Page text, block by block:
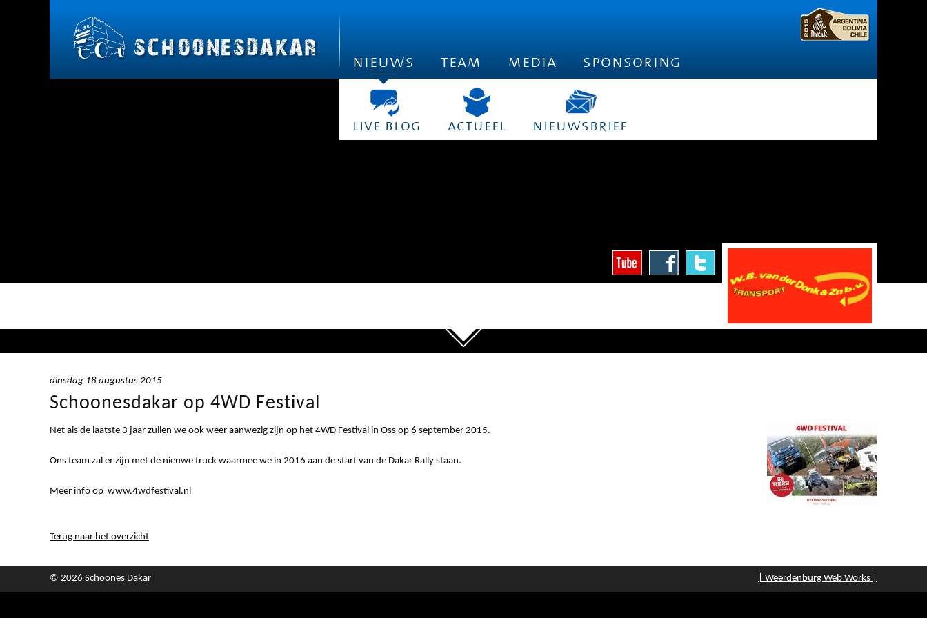
nieuws
live blog actueel nieuwsbrief
team media sponsoring
dinsdag 18 augustus 2015
Schoonesdakar op 4WD Festival
Net als de laatste 3 jaar zullen we ook weer aanwezig zijn op het 4WD Festival in Oss op 6 september 2015.
Ons team zal er zijn met de nieuwe truck waarmee we in 2016 aan de start van de Dakar Rally staan.
Meer info op www.4wdfestival.nl
Terug naar het overzicht
© 2026 Schoones Dakar | Weerdenburg Web Works |